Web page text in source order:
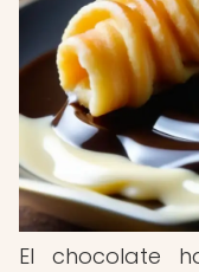
El chocolate